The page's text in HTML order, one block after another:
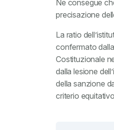
Ne consegue
precisazione
La ratio
confermato
Costituzionale
dalla lesione
della sanzione
criterio